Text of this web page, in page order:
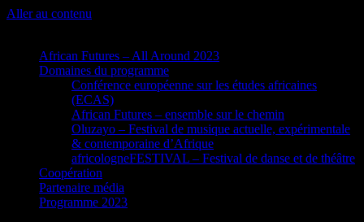
Aller au contenu
African Futures – All Around 2023
Domaines du programme
Conférence européenne sur les études africaines
(ECAS)
African Futures – ensemble sur le chemin
Oluzayo – Festival de musique actuelle, expérimentale
& contemporaine d’Afrique
africologneFESTIVAL – Festival de danse et de théâtre
Coopération
Partenaire média
Programme 2023